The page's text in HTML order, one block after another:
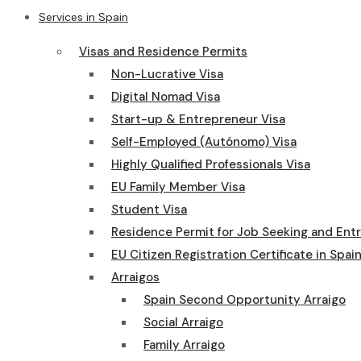
Services in Spain
Visas and Residence Permits
Non-Lucrative Visa
Digital Nomad Visa
Start-up & Entrepreneur Visa
Self-Employed (Autónomo) Visa
Highly Qualified Professionals Visa
EU Family Member Visa
Student Visa
Residence Permit for Job Seeking and
EU Citizen Registration Certificate in Spain
Arraigos
Spain Second Opportunity Arraigo
Social Arraigo
Family Arraigo